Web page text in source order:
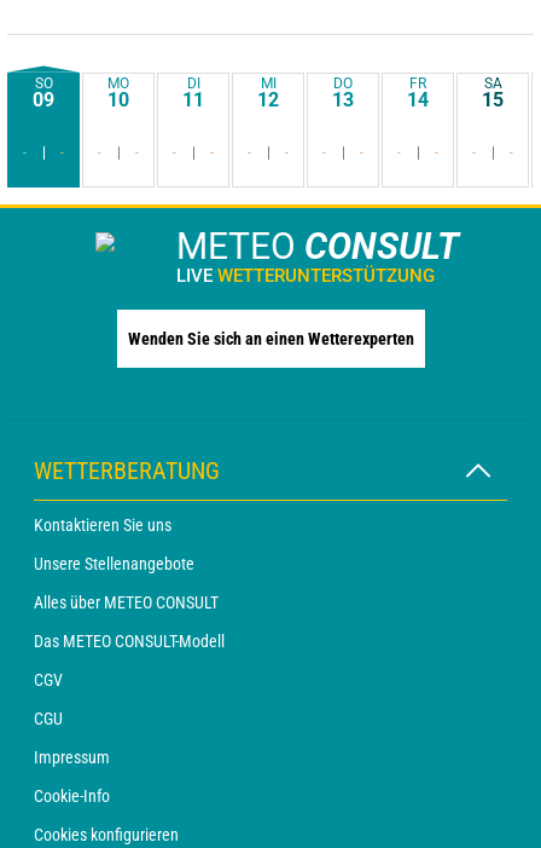
SO
09
- -
MO
10
- -
DI
11
- -
MI
12
- -
DO
13
- -
FR
14
- -
SA
15
- -
METEO CONSULT
LIVE WETTERUNTERSTÜTZUNG
Wenden Sie sich an einen Wetterexperten
WETTERBERATUNG
Kontaktieren Sie uns
Unsere Stellenangebote
Alles über METEO CONSULT
Das METEO CONSULT-Modell
CGV
CGU
Impressum
Cookie-Info
Cookies konfigurieren